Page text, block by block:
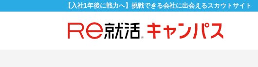
【入社1年後に戦力へ】挑戦できる会社に出会えるスカウトサイト